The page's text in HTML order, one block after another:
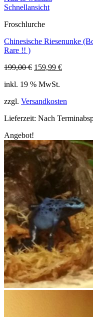
Schnellansicht
Froschlurche
Chinesische Riesenunke
Rare !! )
199,00€ Ursprünglicher
war:
159,99 €Aktueller
inkl. 19 % MwSt.
zzgl. Versandkosten
Lieferzeit: Nach
Angebot!